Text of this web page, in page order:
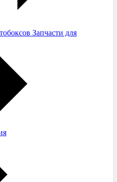
Запчасти для